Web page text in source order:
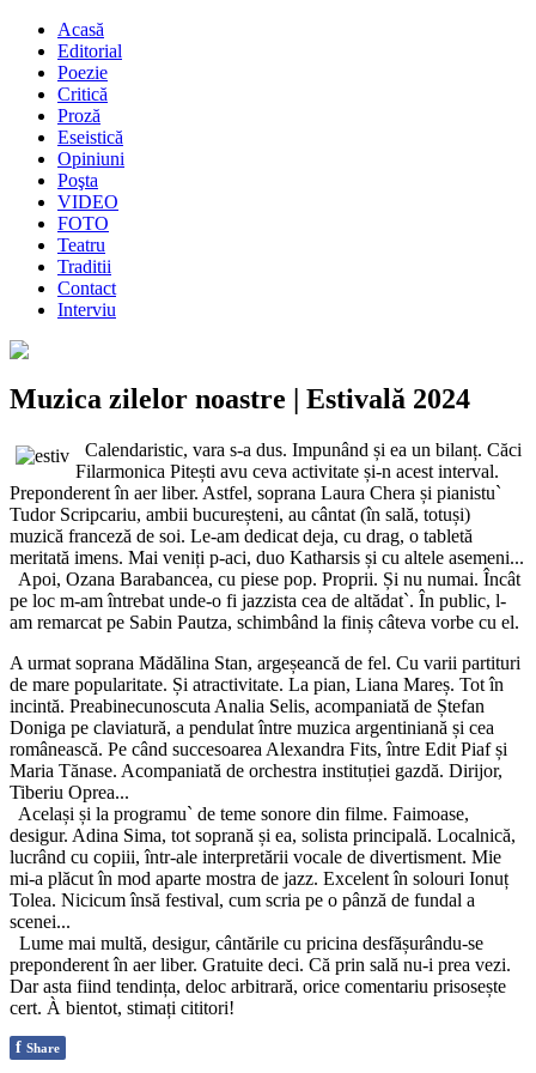
Acasă
Editorial
Poezie
Critică
Proză
Eseistică
Opiniuni
Poşta
VIDEO
FOTO
Teatru
Traditii
Contact
Interviu
Muzica zilelor noastre | Estivală 2024
Calendaristic, vara s-a dus. Impunând și ea un bilanț. Căci
Filarmonica Pitești avu ceva activitate și-n acest interval.
Preponderent în aer liber. Astfel, soprana Laura Chera și pianistu`
Tudor Scripcariu, ambii bucureșteni, au cântat (în sală, totuși)
muzică franceză de soi. Le-am dedicat deja, cu drag, o tabletă
meritată imens. Mai veniți p-aci, duo Katharsis și cu altele asemeni...
Apoi, Ozana Barabancea, cu piese pop. Proprii. Și nu numai. Încât
pe loc m-am întrebat unde-o fi jazzista cea de altădat`. În public, l-
am remarcat pe Sabin Pautza, schimbând la finiș câteva vorbe cu el.
A urmat soprana Mădălina Stan, argeșeancă de fel. Cu varii partituri
de mare popularitate. Și atractivitate. La pian, Liana Mareș. Tot în
incintă. Preabinecunoscuta Analia Selis, acompaniată de Ștefan
Doniga pe claviatură, a pendulat între muzica argentiniană și cea
românească. Pe când succesoarea Alexandra Fits, între Edit Piaf și
Maria Tănase. Acompaniată de orchestra instituției gazdă. Dirijor,
Tiberiu Oprea...
Același și la programu` de teme sonore din filme. Faimoase,
desigur. Adina Sima, tot soprană și ea, solista principală. Localnică,
lucrând cu copiii, într-ale interpretării vocale de divertisment. Mie
mi-a plăcut în mod aparte mostra de jazz. Excelent în solouri Ionuț
Tolea. Nicicum însă festival, cum scria pe o pânză de fundal a
scenei...
Lume mai multă, desigur, cântările cu pricina desfășurându-se
preponderent în aer liber. Gratuite deci. Că prin sală nu-i prea vezi.
Dar asta fiind tendința, deloc arbitrară, orice comentariu prisosește
cert. À bientot, stimați cititori!
f Share